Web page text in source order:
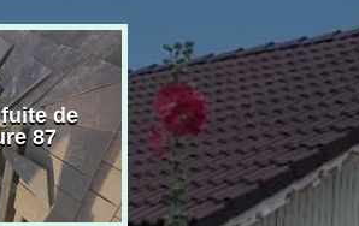
de
87
Bâchage de toiture
87